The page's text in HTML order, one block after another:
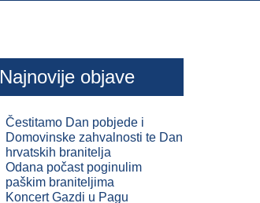
Najnovije objave
Čestitamo Dan pobjede i
Domovinske zahvalnosti te Dan
hrvatskih branitelja
Odana počast poginulim
paškim braniteljima
Koncert Gazdi u Pagu